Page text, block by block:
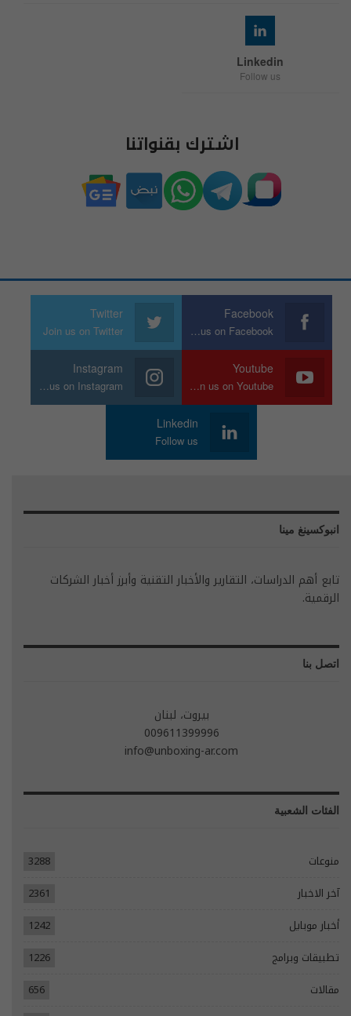
Linkedin
Follow us
اشترك بقنواتنا
Facebook
Join us on Facebook
Twitter
Join us on Twitter
Youtube
Join us on Youtube
Instagram
Join us on Instagram
Linkedin
Follow us
انبوكسينغ مينا
تابع أهم الدراسات، التقارير والأخبار التقنية وأبرز أخبار الشركات
الرقمية.
اتصل بنا
بيروت، لبنان
009611399996
info@unboxing-ar.com
الفئات الشعبية
منوعات
3288
آخر الاخبار
2361
أخبار موبايل
1242
تطبيقات وبرامج
1226
مقالات
656